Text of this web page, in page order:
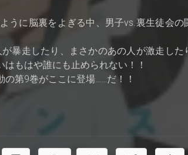
うに脳裏をよぎる中、男子vs.裏生徒会の
暴走したり、まさかのあの人が激走した
もはや誰にも止められない！！
第9巻がここに登場……だ！！